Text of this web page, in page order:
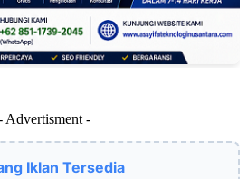
Advertisment -
Iklan Tersedia